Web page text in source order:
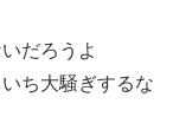
だろうよ
ち大騒ぎするな